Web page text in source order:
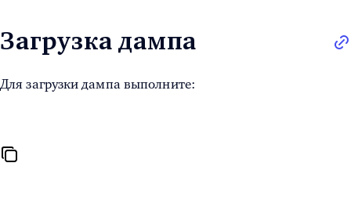
Загрузка дампа
Для загрузки дампа выполните: